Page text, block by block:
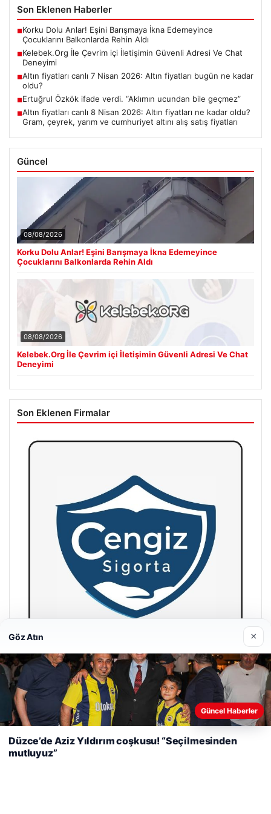
Son Eklenen Haberler
■Korku Dolu Anlar! Eşini Barışmaya İkna Edemeyince
Çocuklarını Balkonlarda Rehin Aldı
■Kelebek.Org İle Çevrim içi İletişimin Güvenli Adresi Ve Chat
Deneyimi
■Altın fiyatları canlı 7 Nisan 2026: Altın fiyatları bugün ne kadar
oldu?
■Ertuğrul Özkök ifade verdi. “Aklımın ucundan bile geçmez”
■Altın fiyatları canlı 8 Nisan 2026: Altın fiyatları ne kadar oldu?
Gram, çeyrek, yarım ve cumhuriyet altını alış satış fiyatları
Güncel
08/08/2026
Korku Dolu Anlar! Eşini Barışmaya İkna Edemeyince
Çocuklarını Balkonlarda Rehin Aldı
08/08/2026
Kelebek.Org İle Çevrim içi İletişimin Güvenli Adresi Ve Chat
Deneyimi
Son Eklenen Firmalar
Cengiz Sigorta
23/06/2026
Web sitemizi nasıl kullandığınızı daha iyi anlayabilmek,
deneyiminizi kişiselleştirmek ve geliştirmek amacıyla çerezler
kullanıyoruz.
Çerez Politikamız
Reddet
Göz Atın ×
Güncel Haberler
Düzce’de Aziz Yıldırım coşkusu! “Seçilmesinden
mutluyuz”